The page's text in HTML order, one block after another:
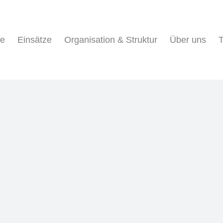
Einsätze Organisation & Struktur Über uns